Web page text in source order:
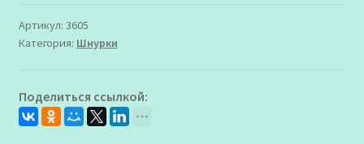
BRAUS
180
КОРИЧНЕВЫЕ
Артикул: 3605
Категория: Шнурки
Поделиться ссылкой: